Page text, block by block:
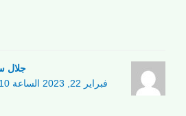
جلال
فبراير 22, 2023 الساعة 9:10 م